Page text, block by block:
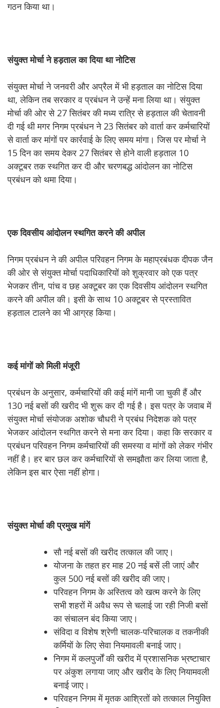
गठन किया था।
संयुक्तमोर्चानेहड़तालकादियाथानोटिस
संयुक्त मोर्चा ने जनवरी और अप्रैल में भी हड़ताल का नोटिस दिया
था, लेकिन तब सरकार व प्रबंधन ने उन्हें मना लिया था। संयुक्त
मोर्चा की ओर से 27 सितंबर की मध्य रात्रि से हड़ताल की चेतावनी
दी गई थी मगर निगम प्रबंधन ने 23 सितंबर को वार्ता कर कर्मचारियों
से वार्ता कर मांगों पर कार्रवाई के लिए समय मांगा। जिस पर मोर्चा ने
15 दिन का समय देकर 27 सितंबर से होने वाली हड़ताल 10
अक्टूबर तक स्थगित कर दी और चरणबद्ध आंदोलन का नोटिस
प्रबंधन को थमा दिया।
एकदिवसीयआंदोलनस्थगितकरनेकीअपील
निगम प्रबंधन ने की अपील परिवहन निगम के महाप्रबंधक दीपक जैन
की ओर से संयुक्त मोर्चा पदाधिकारियों को शुक्रवार को एक पत्र
भेजकर तीन, पांच व छह अक्टूबर का एक दिवसीय आंदोलन स्थगित
करने की अपील की। इसी के साथ 10 अक्टूबर से प्रस्तावित
हड़ताल टालने का भी आग्रह किया।
कईमांगोंकोमिलीमंजूरी
प्रबंधन के अनुसार, कर्मचारियों की कई मांगें मानी जा चुकी हैं और
130 नई बसों की खरीद भी शुरू कर दी गई है। इस पत्र के जवाब में
संयुक्त मोर्चा संयोजक अशोक चौधरी ने प्रबंध निदेशक को पत्र
भेजकर आंदोलन स्थगित करने से मना कर दिया। कहा कि सरकार व
प्रबंधन परिवहन निगम कर्मचारियों की समस्या व मांगों को लेकर गंभीर
नहीं है। हर बार छल कर कर्मचारियों से समझौता कर लिया जाता है,
लेकिन इस बार ऐसा नहीं होगा।
संयुक्तमोर्चाकीप्रमुखमांगें
सौ नई बसों की खरीद तत्काल की जाए।
योजना के तहत हर माह 20 नई बसें ली जाएं और
कुल 500 नई बसों की खरीद की जाए।
परिवहन निगम के अस्तित्व को खत्म करने के लिए
सभी शहरों में अवैध रूप से चलाई जा रही निजी बसों
का संचालन बंद किया जाए।
संविदा व विशेष श्रेणी चालक-परिचालक व तकनीकी
कर्मियों के लिए सेवा नियमावली बनाई जाए।
निगम में कलपुर्जों की खरीद में प्रशासनिक भ्रष्टाचार
पर अंकुश लगाया जाए और खरीद के लिए नियामवली
बनाई जाए।
परिवहन निगम में मृतक आश्रितों को तत्काल नियुक्ति